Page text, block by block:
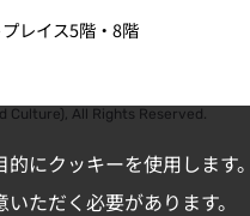
にクッキーを使用しま
ただく必要があります。
レイス5階・8階
All Rights Reserved.